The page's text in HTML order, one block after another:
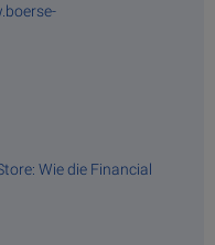
Wie die Financial